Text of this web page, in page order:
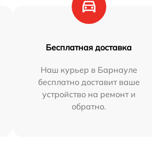
Бесплатная доставка
Наш курьер в Барнауле
бесплатно доставит ваше
устройство на ремонт и
обратно.